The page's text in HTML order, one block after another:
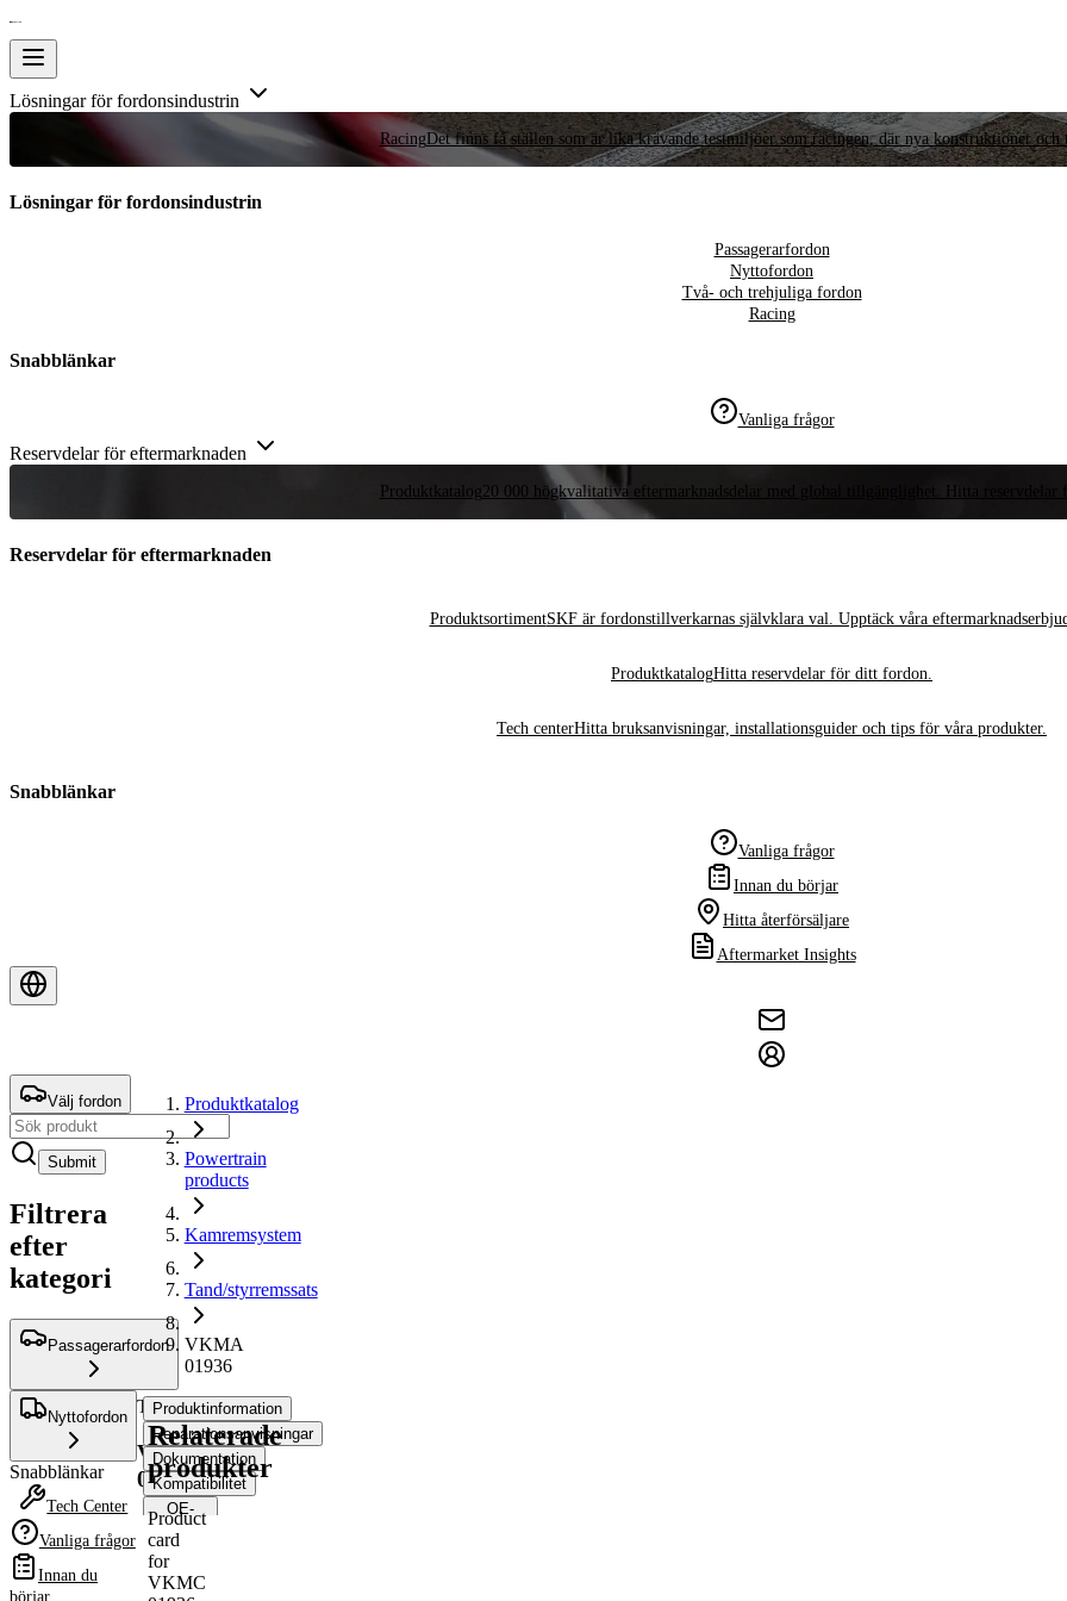
Lösningar för fordonsindustrin
RacingDet finns få ställen som är lika krävande testmiljöer som racingen, där nya konstruktioner och
Lösningar för fordonsindustrin
Passagerarfordon
Nyttofordon
Två- och trehjuliga fordon
Racing
Snabblänkar
Vanliga frågor
Reservdelar för eftermarknaden
Produktkatalog20 000 högkvalitativa eftermarknadsdelar med global tillgänglighet. Hitta reservdelar
Reservdelar för eftermarknaden
ProduktsortimentSKF är fordonstillverkarnas självklara val. Upptäck våra
ProduktkatalogHitta reservdelar för ditt fordon.
Tech centerHitta bruksanvisningar, installationsguider och tips för våra produkter.
Snabblänkar
Vanliga frågor
Innan du börjar
Hitta återförsäljare
Aftermarket Insights
Välj fordon
Submit
Filtrera
efter
kategori
Passagerarfordon
Nyttofordon
Snabblänkar
Tech Center
Vanliga frågor
Innan du
börjar
Produktkatalog
Powertrain
products
Kamremsystem
Tand/styrremssats
VKMA
01936
Tand/styrremssats
VKMA
01936
Produktinformation
Reparationsanvisningar
Dokumentation
Kompatibilitet
OE-
nummer
Relaterade
produkter
Product
card
for
VKMC